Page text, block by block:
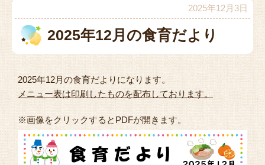
入園のご案内
園内施設・アクセス
よくあるご質問
2025年12月3日
2025年12月の食育だより
2025年12月の食育だよりになります。
メニュー表は印刷したものを配布しております。
※画像をクリックするとPDFが開きます。